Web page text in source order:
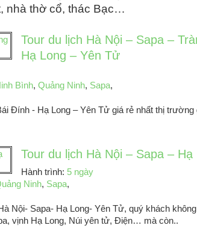
nhà thờ cổ, thác Bạc…
Tour du lịch Hà Nội – Sapa –
Hạ Long – Yên Tử
Bình, Quảng Ninh, Sapa,
Đính - Hạ Long – Yên Tử giá rẻ nhất thị trường
Tour du lịch Hà Nội – Sapa –
Hành trình: 5 ngày
Ninh, Sapa,
Nội- Sapa- Hạ Long- Yên Tử, quý khách
vịnh Hạ Long, Núi yên tử, Điện… mà còn..